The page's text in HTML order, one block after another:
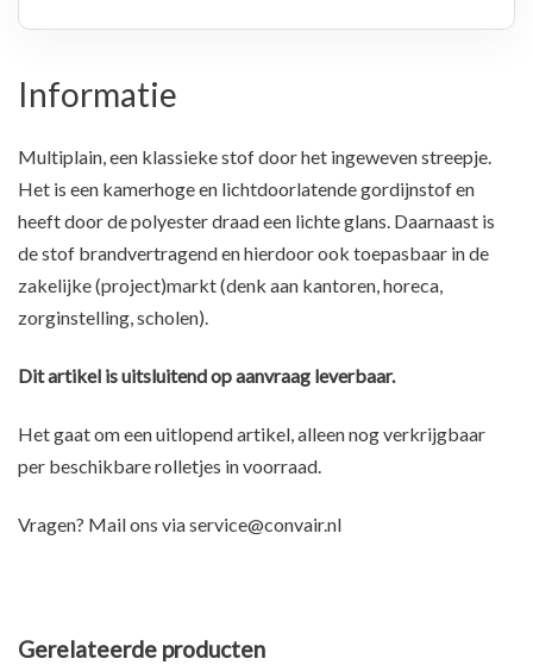
Informatie
Multiplain, een klassieke stof door het ingeweven streepje.
Het is een kamerhoge en lichtdoorlatende gordijnstof en
heeft door de polyester draad een lichte glans. Daarnaast is
de stof brandvertragend en hierdoor ook toepasbaar in de
zakelijke (project)markt (denk aan kantoren, horeca,
zorginstelling, scholen).
Dit artikel is uitsluitend op aanvraag leverbaar.
Het gaat om een uitlopend artikel, alleen nog verkrijgbaar
per beschikbare rolletjes in voorraad.
Vragen? Mail ons viaservice@convair.nl
Gerelateerde producten